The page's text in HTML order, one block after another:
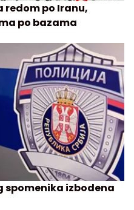
redom po Iranu,
po bazama
spomenika izbodena